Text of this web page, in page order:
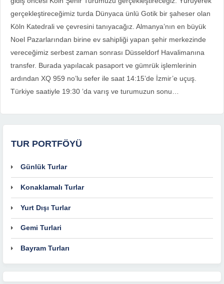
gerçekleştireceğimiz turda Dünyaca ünlü Gotik bir şaheser olan
Köln Katedrali ve çevresini tanıyacağız. Almanya’nın en büyük
Noel Pazarlarından birine ev sahipliği yapan şehir merkezinde
vereceğimiz serbest zaman sonrası Düsseldorf Havalimanına
transfer. Burada yapılacak pasaport ve gümrük işlemlerinin
ardından XQ 959 no’lu sefer ile saat 14:15’de İzmir’e uçuş.
Türkiye saatiyle 19:30 ’da varış ve turumuzun sonu…
TUR PORTFÖYÜ
Günlük Turlar
Konaklamalı Turlar
Yurt Dışı Turlar
Gemi Turlari
Bayram Turları